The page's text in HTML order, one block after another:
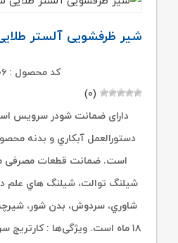
شیر ظرفشویی آلستر
کد محصول : ۰۷۰۰۶
(۰)
دارای ضمانت شودر سرویس
است. ضمانت قطعات مصرفی
شیلنگ توالت، شیلنگ هاي
شاوري، سردوش، بدن شور،